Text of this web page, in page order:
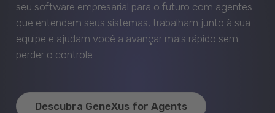
seu software empresarial para o futuro com agentes
que entendem seus sistemas, trabalham junto à sua
equipe e ajudam você a avançar mais rápido sem
perder o controle.
Descubra GeneXus for Agents